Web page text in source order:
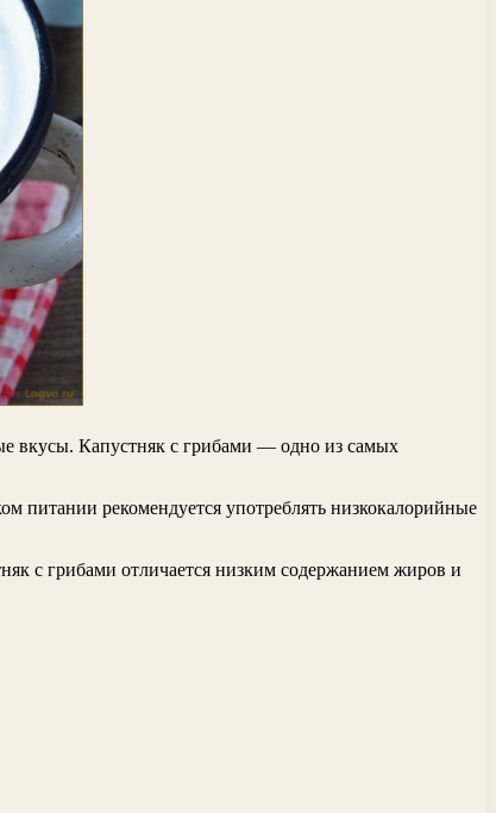
вкусы. Капустняк с грибами — одно из самых
питании рекомендуется употреблять низкокалорийные
с грибами отличается низким содержанием жиров и